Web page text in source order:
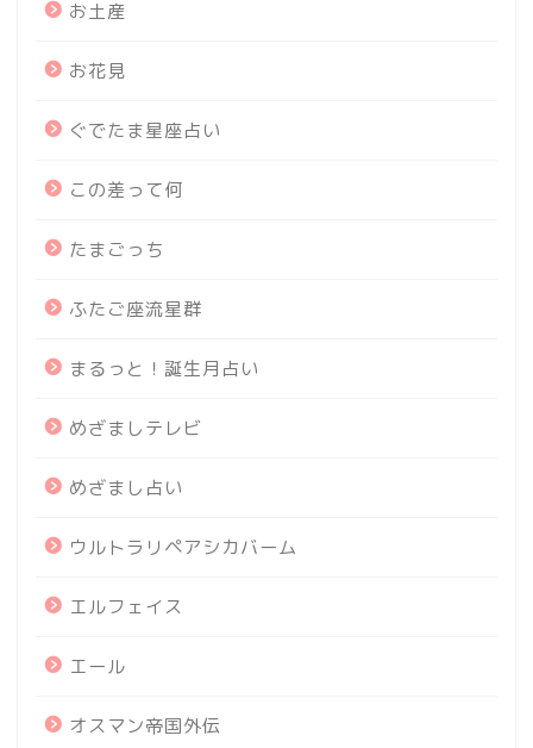
お土産
お花見
ぐでたま星座占い
この差って何
たまごっち
ふたご座流星群
まるっと！誕生月占い
めざましテレビ
めざまし占い
ウルトラリペアシカバーム
エルフェイス
エール
オスマン帝国外伝